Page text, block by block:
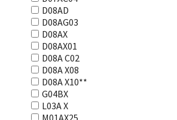
D08AD
D08AG03
D08AX
D08AX01
D08А С02
D08А Х08
D08А Х10**
G04BX
L03А Х
M01AX25